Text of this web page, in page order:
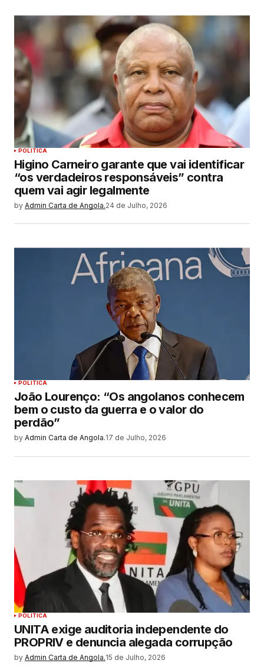
POLITICA
Higino Carneiro garante que vai identificar
“os verdadeiros responsáveis” contra
quem vai agir legalmente
by Admin Carta de Angola.24 de Julho, 2026
POLITICA
João Lourenço: “Os angolanos conhecem
bem o custo da guerra e o valor do
perdão”
by Admin Carta de Angola.17 de Julho, 2026
POLITICA
UNITA exige auditoria independente do
PROPRIV e denuncia alegada corrupção
by Admin Carta de Angola.15 de Julho, 2026